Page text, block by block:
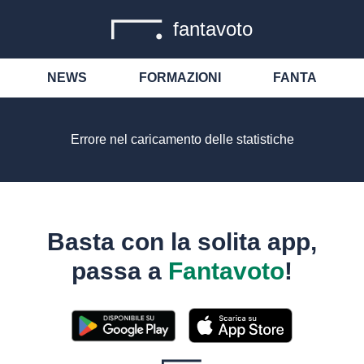
fantavoto
NEWS FORMAZIONI FANTA
Errore nel caricamento delle statistiche
Basta con la solita app,
passa a Fantavoto!